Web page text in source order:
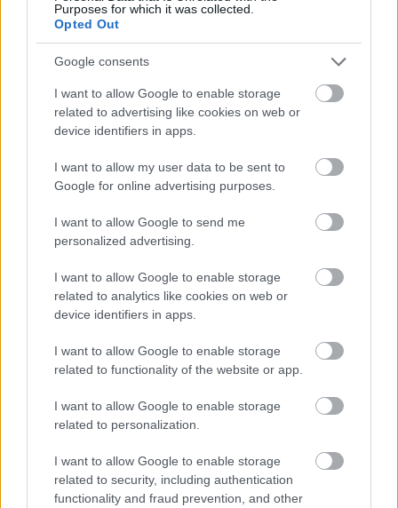
Purposes for which it was collected.
Opted Out
Google consents
I want to allow Google to enable storage
related to advertising like cookies on web or
device identifiers in apps.
I want to allow my user data to be sent to
Google for online advertising purposes.
I want to allow Google to send me
personalized advertising.
I want to allow Google to enable storage
related to analytics like cookies on web or
device identifiers in apps.
I want to allow Google to enable storage
related to functionality of the website or app.
I want to allow Google to enable storage
related to personalization.
I want to allow Google to enable storage
related to security, including authentication
functionality and fraud prevention, and other